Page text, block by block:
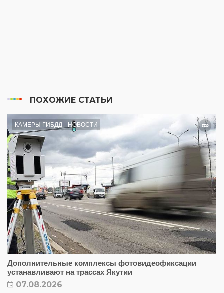
ПОХОЖИЕ СТАТЬИ
КАМЕРЫ ГИБДД НОВОСТИ
Дополнительные комплексы фотовидеофиксации
устанавливают на трассах Якутии
07.08.2026